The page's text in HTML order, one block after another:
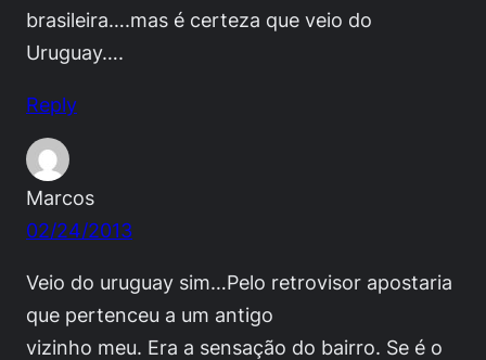
brasileira….mas é certeza que veio do
Uruguay….
Reply
Marcos
02/24/2013
Veio do uruguay sim…Pelo retrovisor apostaria
que pertenceu a um antigo
vizinho meu. Era a sensação do bairro. Se é o